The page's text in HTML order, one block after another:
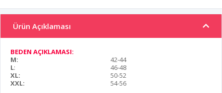
Ürün Açıklaması
BEDEN AÇIKLAMASI:
M:
42-44
L:
46-48
XL:
50-52
XXL:
54-56